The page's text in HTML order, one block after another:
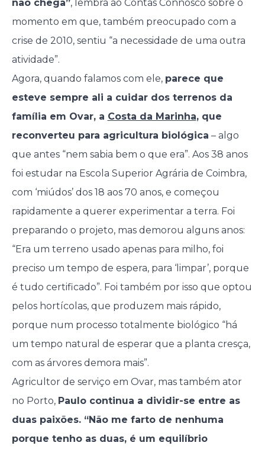
não chega”, lembra ao Contas Connosco sobre o
momento em que, também preocupado com a
crise de 2010, sentiu “a necessidade de uma outra
atividade”.
Agora, quando falamos com ele, parece que
esteve sempre ali a cuidar dos terrenos da
família em Ovar, a Costa da Marinha, que
reconverteu para agricultura biológica – algo
que antes “nem sabia bem o que era”. Aos 38 anos
foi estudar na Escola Superior Agrária de Coimbra,
com ‘miúdos’ dos 18 aos 70 anos, e começou
rapidamente a querer experimentar a terra. Foi
preparando o projeto, mas demorou alguns anos:
“Era um terreno usado apenas para milho, foi
preciso um tempo de espera, para ‘limpar’, porque
é tudo certificado”. Foi também por isso que optou
pelos hortícolas, que produzem mais rápido,
porque num processo totalmente biológico “há
um tempo natural de esperar que a planta cresça,
com as árvores demora mais”.
Agricultor de serviço em Ovar, mas também ator
no Porto, Paulo continua a dividir-se entre as
duas paixões. “Não me farto de nenhuma
porque tenho as duas, é um equilíbrio